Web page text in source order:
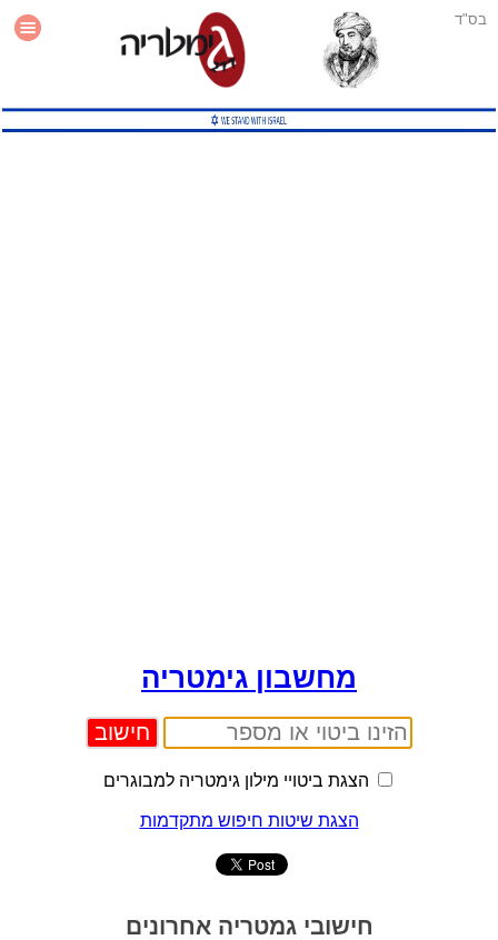
בס"ד
עזרה
מחשבון גימטריה
הצגת ביטויי מילון גימטריה למבוגרים
הצגת שיטות חיפוש מתקדמות
חישובי גמטריה אחרונים